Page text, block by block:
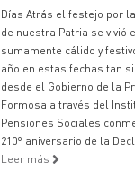
Días Atrás el festejo por
de nuestra Patria se vivió
sumamente cálido y
año en estas fechas tan
desde el Gobierno de la
Formosa a través del
Pensiones Sociales
210º aniversario de la
Leer más